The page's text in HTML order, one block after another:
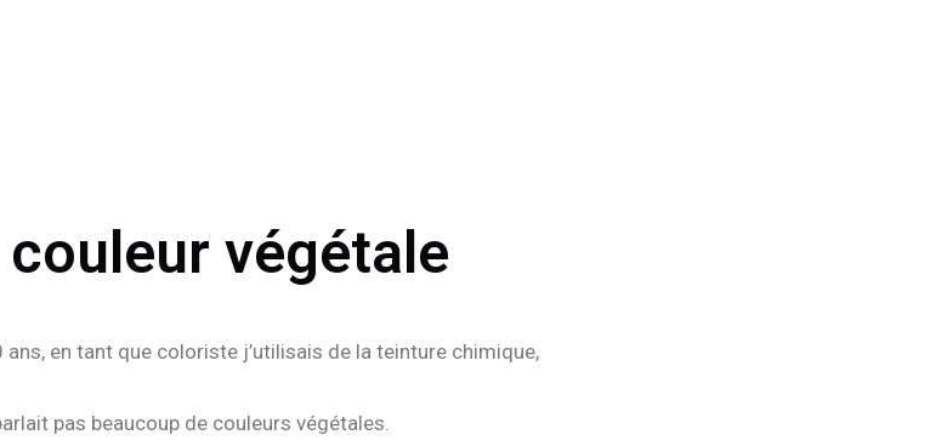
végétale
en tant que coloriste j’utilisais de la teinture chimique,
pas beaucoup de couleurs végétales.